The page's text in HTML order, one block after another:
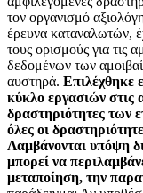
τον οργανισμό
έρευνα καταναλωτών,
τους ορισμούς για τις
δεδομένων των
αυστηρά. Επιλέχθηκε
κύκλο εργασιών στις
δραστηριότητες των
όλες οι
Λαμβάνονται υπόψη
μπορεί να
μεταποίηση, την